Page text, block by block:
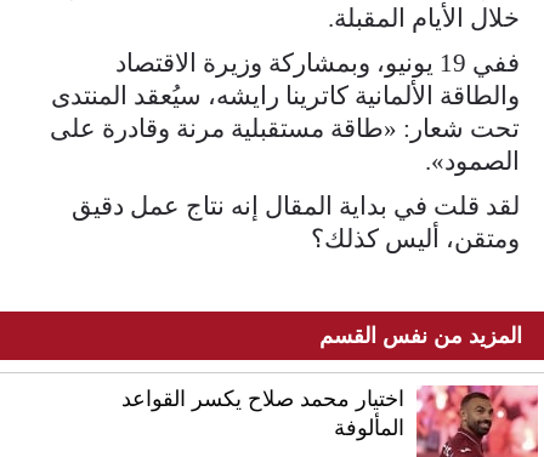
خلال الأيام المقبلة.
ففي 19 يونيو، وبمشاركة وزيرة الاقتصاد
والطاقة الألمانية كاترينا رايشه، سيُعقد المنتدى
تحت شعار: «طاقة مستقبلية مرنة وقادرة على
الصمود».
لقد قلت في بداية المقال إنه نتاج عمل دقيق
ومتقن، أليس كذلك؟
المزيد من نفس القسم
اختيار محمد صلاح يكسر القواعد
المألوفة